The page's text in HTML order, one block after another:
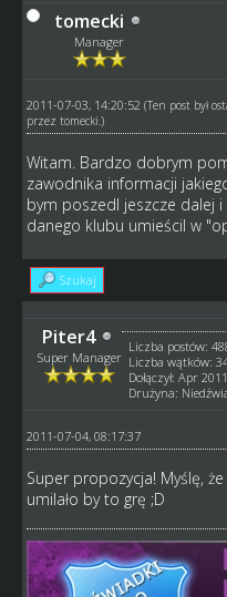
tomecki
Manager
2011-07-03, 14:20:52 (Ten post był
przez tomecki .)
Witam. Bardzo dobrym
zawodnika informacji
bym poszedl jeszcze dalej
danego klubu umieścil w
Szukaj
Piter4
Super Manager
Liczba postów:
Liczba wątków:
Dołączył: Apr 2011
Drużyna:
2011-07-04, 08:17:37
Super propozycja! Myślę,
umilało by to grę ;D